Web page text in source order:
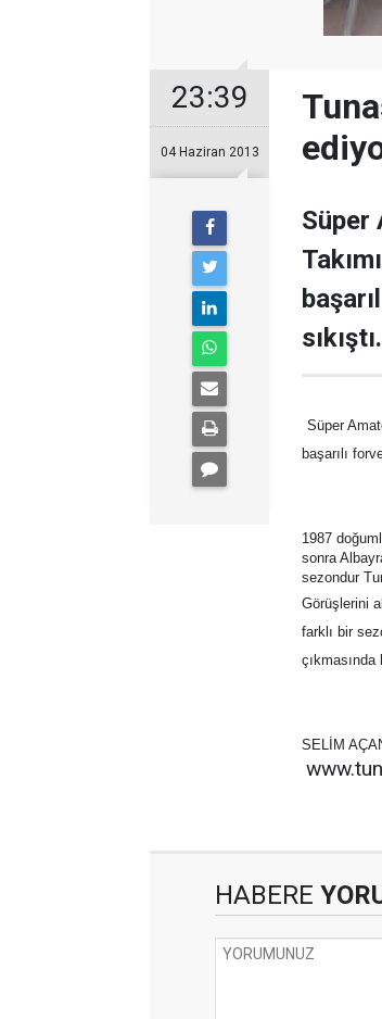
23:39
04 Haziran 2013
Süper
sıkıştı.
Süper
başarılı
1987
sonra
sezondur
Görüşlerini
farklı bir
çıkmasında
SELİM
HABERE